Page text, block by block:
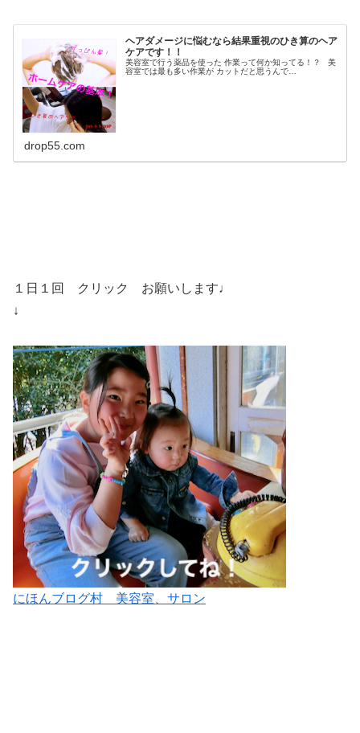
ヘアダメージに悩むなら結果重視のひき算のヘア
ケアです！！
美容室で行う薬品を使った 作業って何か知ってる！？ 美
容室では最も多い作業が カットだと思うんで…
drop55.com
１日１回 クリック お願いします♩
↓
にほんブログ村 美容室、サロン